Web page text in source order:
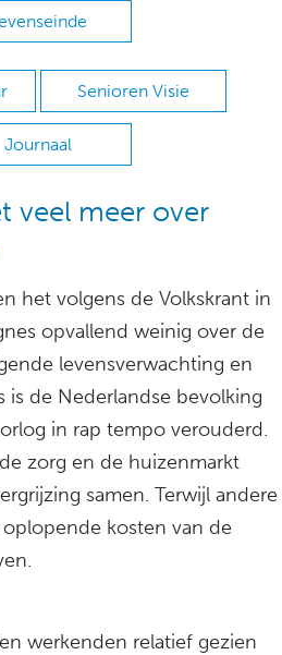
Senioren Visie
Journaal
veel meer over
het volgens de Volkskrant in
opvallend weinig over de
levensverwachting en
is de Nederlandse bevolking
in rap tempo verouderd.
zorg en de huizenmarkt
samen. Terwijl andere
kosten van de
werkenden relatief gezien